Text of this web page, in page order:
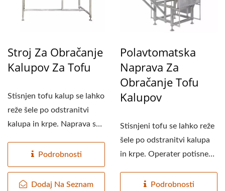
Stroj Za Obračanje
Kalupov Za Tofu
Stisnjen tofu kalup se lahko
reže šele po odstranitvi
kalupa in krpe. Naprava se
Podrobnosti
Dodaj Na Seznam
Polavtomatska
Naprava Za
Obračanje Tofu
Kalupov
Stisnjeni tofu se lahko reže
šele po odstranitvi kalupa
in krpe. Operater potisne
Podrobnosti